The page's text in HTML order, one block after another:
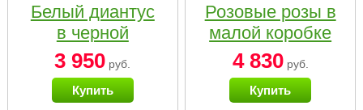
Белый диантус
в черной
коробке Small
3 950 руб.
Купить
Розовые розы в
малой коробке
4 830руб.
Купить